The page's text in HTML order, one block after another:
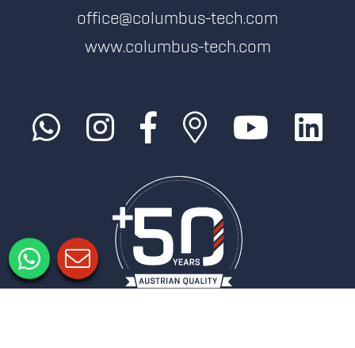
office@columbus-tech.com
www.columbus-tech.com